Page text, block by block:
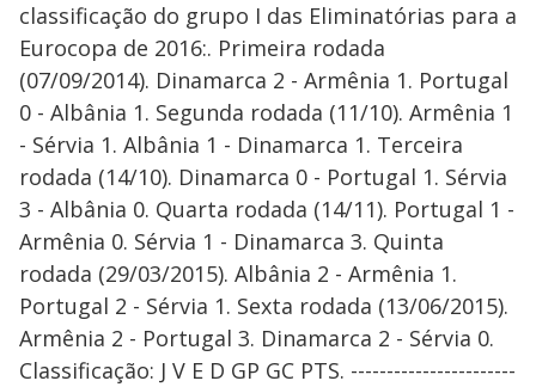
classificação do grupo I das Eliminatórias para a
Eurocopa de 2016:. Primeira rodada
(07/09/2014). Dinamarca 2 - Armênia 1. Portugal
0 - Albânia 1. Segunda rodada (11/10). Armênia 1
- Sérvia 1. Albânia 1 - Dinamarca 1. Terceira
rodada (14/10). Dinamarca 0 - Portugal 1. Sérvia
3 - Albânia 0. Quarta rodada (14/11). Portugal 1 -
Armênia 0. Sérvia 1 - Dinamarca 3. Quinta
rodada (29/03/2015). Albânia 2 - Armênia 1.
Portugal 2 - Sérvia 1. Sexta rodada (13/06/2015).
Armênia 2 - Portugal 3. Dinamarca 2 - Sérvia 0.
Classificação: J V E D GP GC PTS. -----------------------